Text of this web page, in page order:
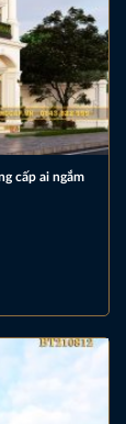
cấp ai ngắm